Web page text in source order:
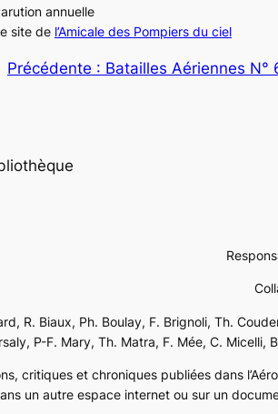
annuelle
site de l’Amicale des Pompiers du ciel
Précédente : Batailles Aériennes
R. Biaux, Ph. Boulay, F. Brignoli, Th.
P-F. Mary, Th. Matra, F. Mée, C. Micelli,
critiques et chroniques publiées dans
un autre espace internet ou sur un